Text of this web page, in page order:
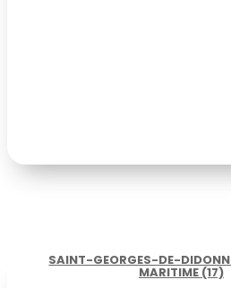
SAINT-GEORGES-DE-
MARITIME (17)